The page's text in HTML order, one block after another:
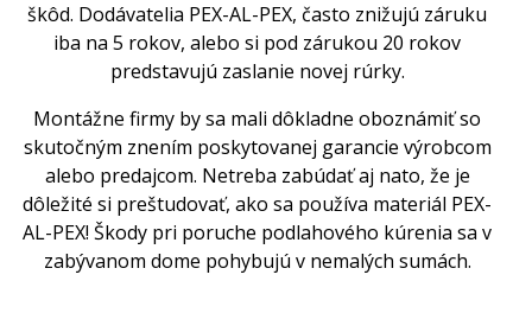
škôd. Dodávatelia PEX-AL-PEX, často znižujú záruku
iba na 5 rokov, alebo si pod zárukou 20 rokov
predstavujú zaslanie novej rúrky.
Montážne firmy by sa mali dôkladne oboznámiť so
skutočným znením poskytovanej garancie výrobcom
alebo predajcom. Netreba zabúdať aj nato, že je
dôležité si preštudovať, ako sa používa materiál PEX-
AL-PEX! Škody pri poruche podlahového kúrenia sa v
zabývanom dome pohybujú v nemalých sumách.